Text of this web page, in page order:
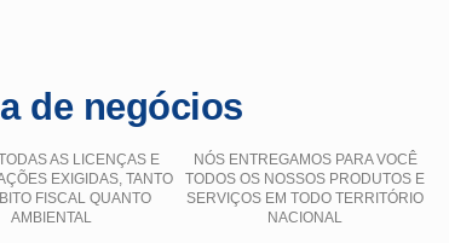
de negócios
AS LICENÇAS E
EXIGIDAS, TANTO
FISCAL QUANTO
AMBIENTAL
NÓS ENTREGAMOS PARA VOCÊ
TODOS OS NOSSOS PRODUTOS E
SERVIÇOS EM TODO TERRITÓRIO
NACIONAL